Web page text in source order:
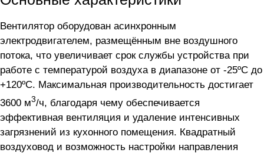
Вентилятор оборудован асинхронным
электродвигателем, размещённым вне воздушного
потока, что увеличивает срок службы устройства при
работе с температурой воздуха в диапазоне от -25ºC до
+120ºC. Максимальная производительность достигает
3600 м3/ч, благодаря чему обеспечивается
эффективная вентиляция и удаление интенсивных
загрязнений из кухонного помещения. Квадратный
воздуховод и возможность настройки направления